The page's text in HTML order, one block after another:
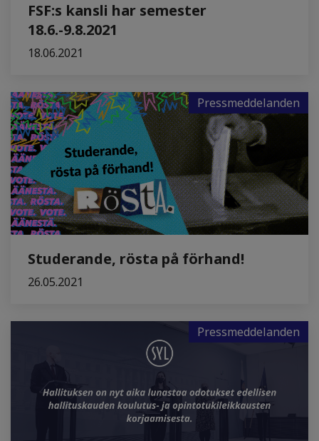
FSF:s kansli har semester
18.6.-9.8.2021
18.06.2021
Pressmeddelanden
Studerande, rösta på förhand!
26.05.2021
Pressmeddelanden